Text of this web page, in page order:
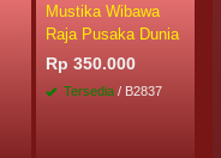
Mustika Wibawa
Raja Pusaka Dunia
Rp 350.000
Tersedia / B2837